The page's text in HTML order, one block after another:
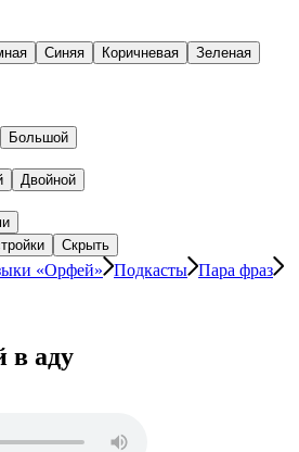
Синяя Коричневая Зеленая
Большой
Двойной
Скрыть
«Орфей» Подкасты Пара фраз
в аду